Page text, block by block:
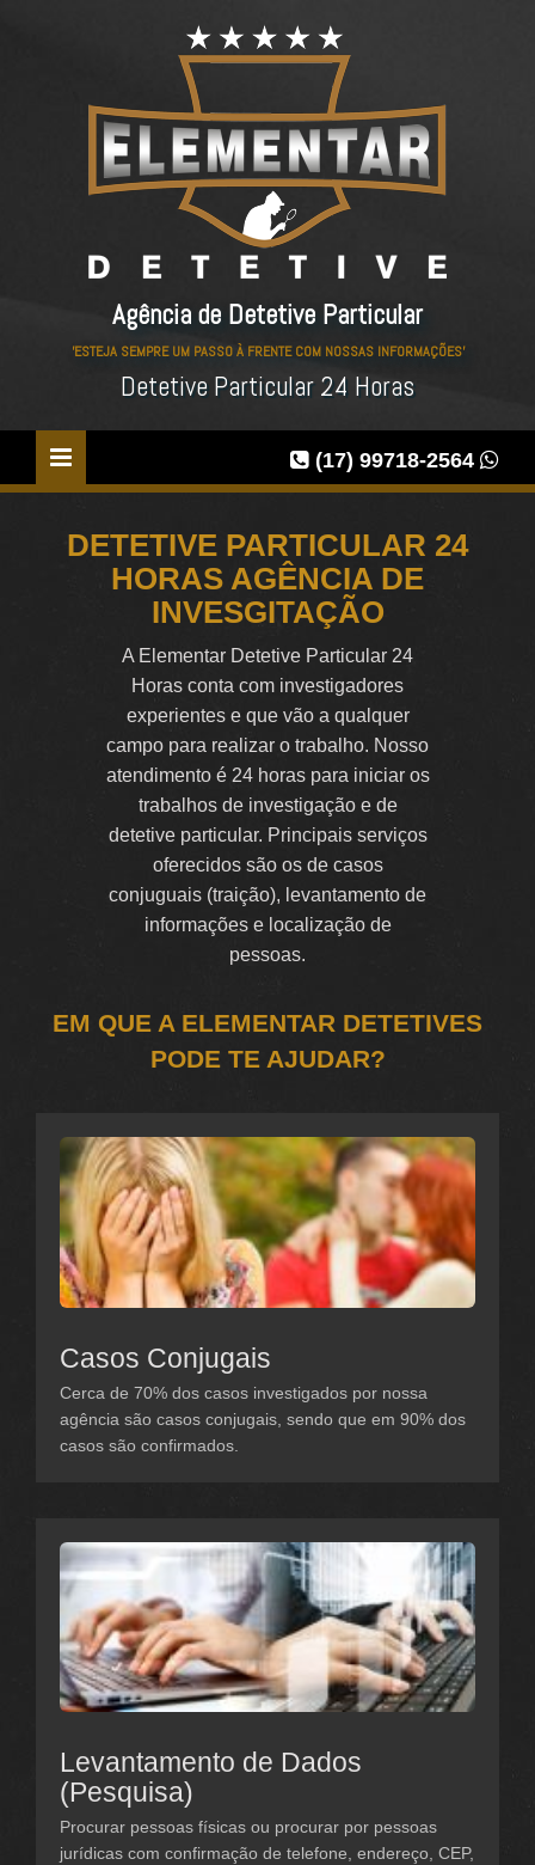
Agência de Detetive Particular
'ESTEJA SEMPRE UM PASSO À FRENTE COM NOSSAS INFORMAÇÕES'
Detetive Particular 24 Horas
(17) 99718-2564
DETETIVE PARTICULAR 24
HORAS AGÊNCIA DE
INVESGITAÇÃO
A Elementar Detetive Particular 24
Horas conta com investigadores
experientes e que vão a qualquer
campo para realizar o trabalho. Nosso
atendimento é 24 horas para iniciar os
trabalhos de investigação e de
detetive particular. Principais serviços
oferecidos são os de casos
conjuguais (traição), levantamento de
informações e localização de
pessoas.
EM QUE A ELEMENTAR DETETIVES
PODE TE AJUDAR?
Casos Conjugais
Cerca de 70% dos casos investigados por nossa
agência são casos conjugais, sendo que em 90% dos
casos são confirmados.
Levantamento de Dados
(Pesquisa)
Procurar pessoas físicas ou procurar por pessoas
jurídicas com confirmação de telefone, endereço, CEP,